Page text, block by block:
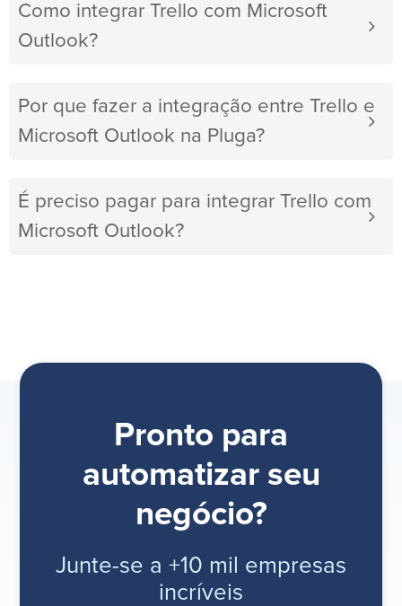
Como integrar Trello com Microsoft
Outlook?
Por que fazer a integração entre Trello e
Microsoft Outlook na Pluga?
É preciso pagar para integrar Trello com
Microsoft Outlook?
Pronto para
automatizar seu
negócio?
Junte-se a +10 mil empresas
incríveis